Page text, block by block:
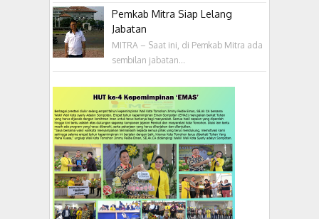
Pemkab Mitra Siap Lelang
Jabatan
MITRA – Saat ini, di Pemkab Mitra ada
sembilan jabatan...